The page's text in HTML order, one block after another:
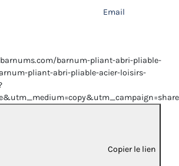
Email
barnum-pliant-abri-pliable-
pliant-abri-pliable-acier-loisirs-
Copier le lien